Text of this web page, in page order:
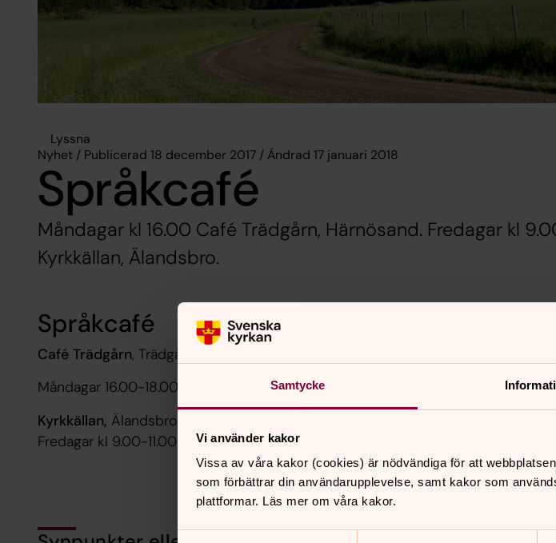
Samtycke
Vi använder kakor
Vissa av våra kakor (cookies) är nödvändiga för att
som förbättrar din användarupplevelse, samt kakor som
plattformar. Läs mer om våra kakor.
Samtyckesval
Lyssna
Nyhet / Publicerad 18 december 2017 / Ändrad 17 januari 2018
Språkcafé
Måndagar kl 16.00 Café Trädgårn, Härnösand. Fredagar kl
Kyrkkällan, Älandsbro.
Språkcafé
Café Trädgårn, Trädgårdsg. Härnösand
Måndagar 16.00-18.00
Kyrkkällan, Älandsbro
Fredagar kl 9.00-11.00